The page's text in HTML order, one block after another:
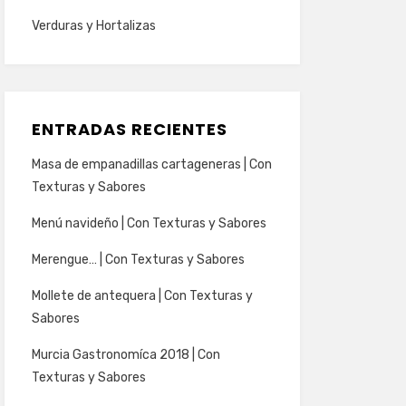
Verduras y Hortalizas
ENTRADAS RECIENTES
Masa de empanadillas cartageneras | Con
Texturas y Sabores
Menú navideño | Con Texturas y Sabores
Merengue… | Con Texturas y Sabores
Mollete de antequera | Con Texturas y
Sabores
Murcia Gastronomíca 2018 | Con
Texturas y Sabores